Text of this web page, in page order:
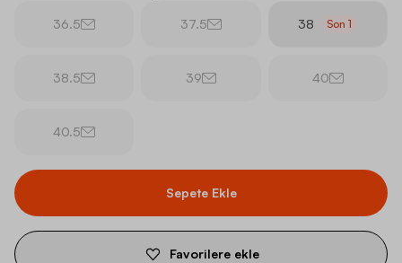
36.5 37.5 38 Son1
38.5 39 40
40.5
Sepete Ekle
Favorilere ekle